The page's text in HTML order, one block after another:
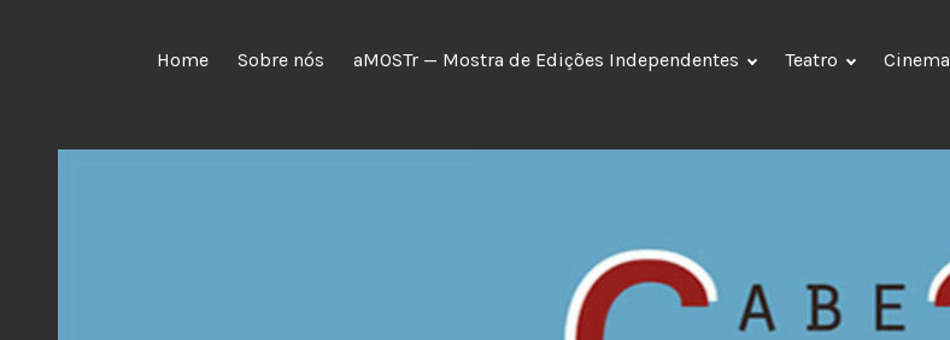
Home Sobre nós aMOSTr — Mostra de Edições Independentes Teatro Cinema